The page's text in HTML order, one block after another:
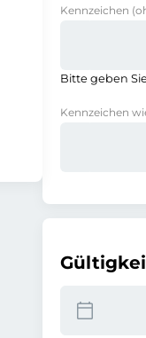
Kennzeichen
Bitte geben
Kennzeichen